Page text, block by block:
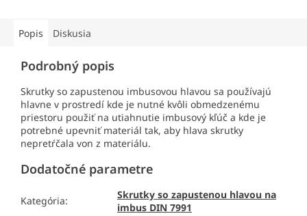
Popis Diskusia
Podrobný popis
Skrutky so zapustenou imbusovou hlavou sa používajú
hlavne v prostredí kde je nutné kvôli obmedzenému
priestoru použiť na utiahnutie imbusový kľúč a kde je
potrebné upevniť materiál tak, aby hlava skrutky
nepretŕčala von z materiálu.
Dodatočné parametre
Kategória:
Skrutky so zapustenou hlavou na
imbus DIN 7991